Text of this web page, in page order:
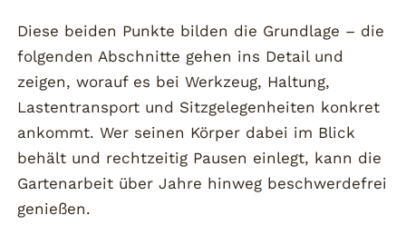
Diese beiden Punkte bilden die Grundlage – die
folgenden Abschnitte gehen ins Detail und
zeigen, worauf es bei Werkzeug, Haltung,
Lastentransport und Sitzgelegenheiten konkret
ankommt. Wer seinen Körper dabei im Blick
behält und rechtzeitig Pausen einlegt, kann die
Gartenarbeit über Jahre hinweg beschwerdefrei
genießen.